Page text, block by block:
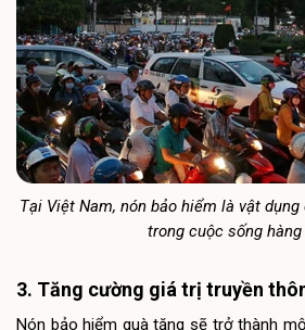
Tại Việt Nam, nón bảo hiểm là vật
trong cuộc sống hàng
3. Tăng cường giá trị truyền
Nón bảo hiểm quà tặng sẽ trở thành